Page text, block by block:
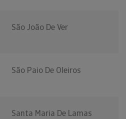
São João De Ver
São Paio De Oleiros
Santa Maria De Lamas